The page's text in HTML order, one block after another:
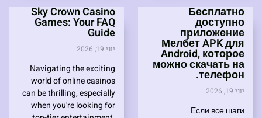
Бесплатно
доступно
приложение
Мелбет APK для
Android, которое
можно скачать на
телефон.
יוני 19, 2026
Если все шаги
Sky Crown Casino
Games: Your FAQ
Guide
יוני 19, 2026
Navigating the exciting
world of online casinos
can be thrilling, especially
when you're looking for